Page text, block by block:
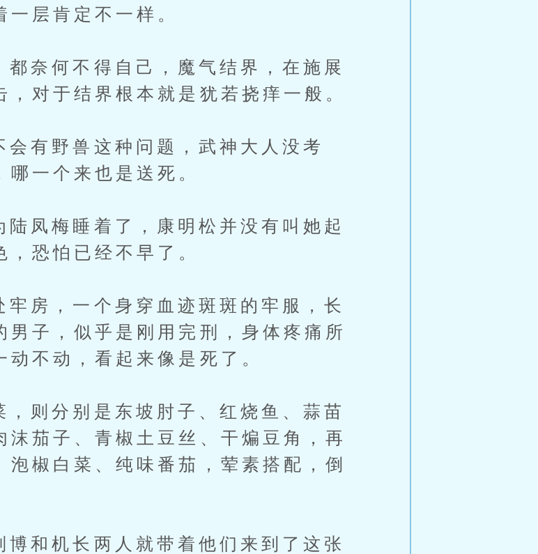
层肯定不一样。
何不得自己，魔气结界，在施展
对于结界根本就是犹若挠痒一般。
野兽这种问题，武神大人没考
一个来也是送死。
梅睡着了，康明松并没有叫她起
恐怕已经不早了。
，一个身穿血迹斑斑的牢服，长
男子，似乎是刚用完刑，身体疼痛所
不动，看起来像是死了。
分别是东坡肘子、红烧鱼、蒜苗
沫茄子、青椒土豆丝、干煸豆角，再
椒白菜、纯味番茄，荤素搭配，倒
机长两人就带着他们来到了这张